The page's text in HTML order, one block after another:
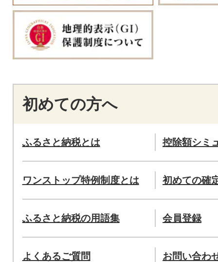
初めての方へ
ふるさと納税とは 控除額シミ
ワンストップ特例制度とは 初めての確
ふるさと納税の用語集 会員登録
よくあるご質問 お問い合わ